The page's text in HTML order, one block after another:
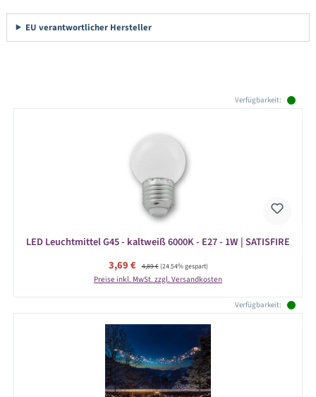
EU verantwortlicher Hersteller
Verfügbarkeit:
LED Leuchtmittel G45 - kaltweiß 6000K - E27 - 1W | SATISFIRE
Verkaufspreis:
3,69 € Regulärer Preis:
4,89 €(24.54% gespart)
Preise inkl. MwSt. zzgl. Versandkosten
Verfügbarkeit: